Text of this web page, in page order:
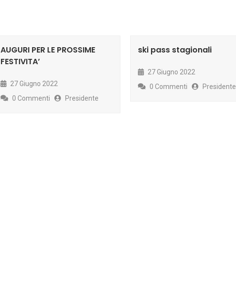
AUGURI PER LE PROSSIME
FESTIVITA’
27 Giugno 2022
0 Commenti
Presidente
ski pass stagionali
27 Giugno 2022
0 Commenti
Presidente